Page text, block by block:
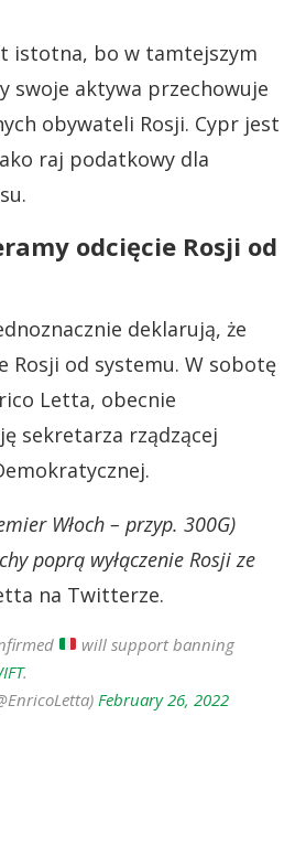
istotna, bo w tamtejszym
swoje aktywa przechowuje
obywateli Rosji. Cypr jest
raj podatkowy dla
odcięcie Rosji od
deklarują, że
Rosji od systemu. W sobotę
Letta, obecnie
sekretarza rządzącej
Włoch – przyp. 300G)
poprą wyłączenie Rosji ze
na Twitterze.
will support banning
.
February 26, 2022